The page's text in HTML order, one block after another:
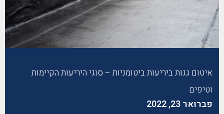
איטום גגות ביריעות ביטומניות – סוגי היריעות הקיימות
וטיפים
פברואר 23, 2022